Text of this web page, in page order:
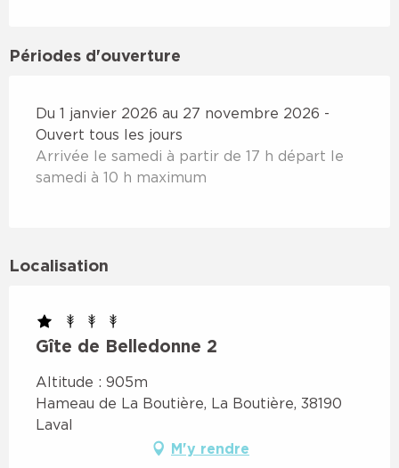
Périodes d'ouverture
Du 1 janvier 2026 au 27 novembre 2026 -
Ouvert tous les jours
Arrivée le samedi à partir de 17 h départ le
samedi à 10 h maximum
Localisation
Gîte de Belledonne 2
Altitude : 905m
Hameau de La Boutière, La Boutière, 38190
Laval
M'y rendre